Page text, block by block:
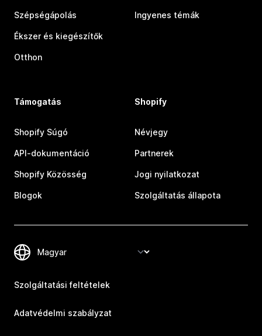
Szépségápolás
Ékszer és kiegészítők
Otthon
Ingyenes témák
Támogatás
Shopify Súgó
API-dokumentáció
Shopify Közösség
Blogok
Shopify
Névjegy
Partnerek
Jogi nyilatkozat
Szolgáltatás állapota
Szolgáltatási feltételek
Adatvédelmi szabályzat